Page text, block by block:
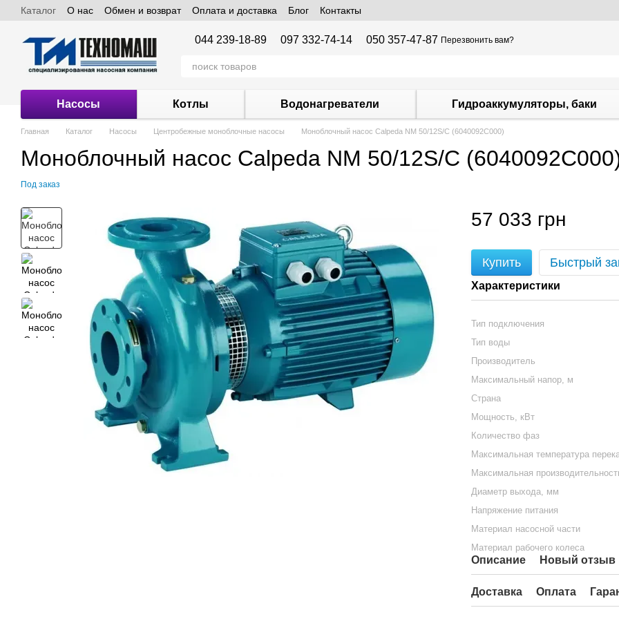
Перейти к основному контенту
Каталог О нас Обмен и возврат Оплата и доставка Блог Контакты
044 239-18-89 097 332-74-14 050 357-47-87 Перезвонить вам?
Насосы Котлы Водонагреватели Гидроаккумуляторы, баки
Главная Каталог Насосы Центробежные моноблочные насосы Моноблочный насос Calpeda NM 50/12S/C (6040092C000)
Моноблочный насос Calpeda NM 50/12S/C
Под заказ
57 033 грн
Купить Быстрый
Характеристики
Тип подключения
Тип воды
Производитель
Максимальный напор, м
Страна
Мощность, кВт
Количество фаз
Максимальная температура
Максимальная
Диаметр выхода, мм
Напряжение питания
Материал насосной части
Материал рабочего колеса
Описание Новый отзыв
Доставка Оплата